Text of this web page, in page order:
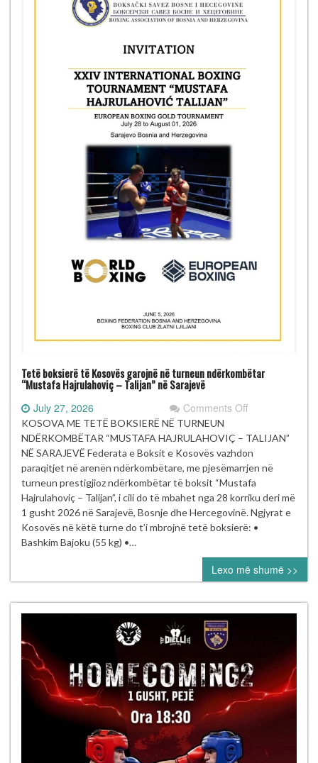
Tetë boksierë të Kosovës garojnë në turneun ndërkombëtar
“Mustafa Hajrulahoviç – Talijan” në Sarajevë
July 27, 2026 Comments Offon
boksierë
të Kosovës
garojnë
në turneun
ndërkombëtar
“Mustafa
–
Sarajevë
KOSOVA ME TETË BOKSIERË NË TURNEUN
NDËRKOMBËTAR “MUSTAFA HAJRULAHOVIÇ – TALIJAN”
NË SARAJEVË Federata e Boksit e Kosovës vazhdon
paraqitjet në arenën ndërkombëtare, me pjesëmarrjen në
turneun prestigjioz ndërkombëtar të boksit “Mustafa
Hajrulahoviç – Talijan”, i cili do të mbahet nga 28 korriku deri më
1 gusht 2026 në Sarajevë, Bosnje dhe Hercegovinë. Ngjyrat e
Kosovës në këtë turne do t’i mbrojnë tetë boksierë: •
Bashkim Bajoku (55 kg) •…
Lexo më shumë >>